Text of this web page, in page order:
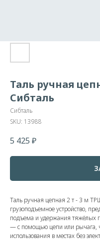
Таль ручная
Сибталь
Сибталь
SKU: 13988
5 425 ₽
Таль ручная цепная 2 т - 3 м
грузоподъемное устройство,
подъема и удержания тяжёлых
— с помощью цепи или рычага,
использования в местах без